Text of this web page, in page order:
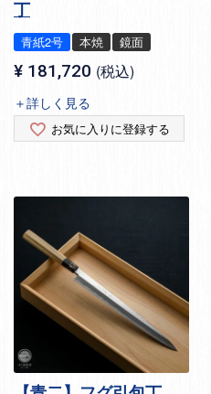
丁
青紙2号 本焼 鏡面
¥ 181,720 税込
＋詳しく見る
お気に入りに登録する